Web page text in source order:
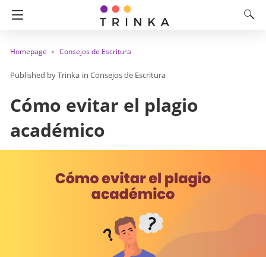
Homepage Consejos de Escritura
Trinka in Consejos de Escritura
Cómo evitar el plagio
académico